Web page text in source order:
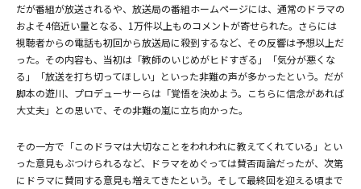
だが番組が放送されるや、放送局の番組ホームページには、通常のドラマの
およそ4倍近い量となる、1万件以上ものコメントが寄せられた。さらには
視聴者からの電話も初回から放送局に殺到するなど、その反響は予想以上だ
った。その内容も、当初は「教師のいじめがヒドすぎる」「気分が悪くな
る」「放送を打ち切ってほしい」といった非難の声が多かったという。だが
脚本の遊川、プロデューサーらは「覚悟を決めよう。こちらに信念があれば
大丈夫」との思いで、その非難の嵐に立ち向かった。
その一方で「このドラマは大切なことをわれわれに教えてくれている」とい
った意見もぶつけられるなど、ドラマをめぐっては賛否両論だったが、次第
にドラマに賛同する意見も増えてきたという。そして最終回を迎える頃まで